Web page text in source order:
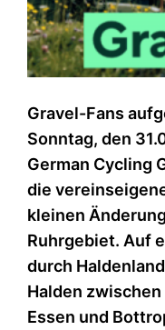
Gravel-Fans
Sonntag, den
German Cycling
die
kleinen
Ruhrgebiet. Auf
durch
Halden
Essen und